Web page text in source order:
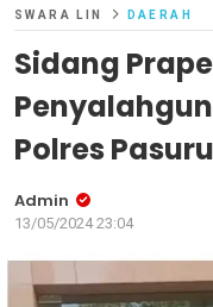
SWARA LIN DAERAH
Sidang
Polres
Admin
13/05/2024 23:04